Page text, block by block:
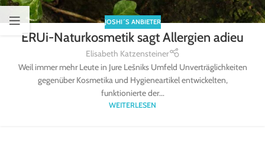
JOSHI´S ANBIETER
ERUi-Naturkosmetik sagt Allergien adieu
Elisabeth Katzensteiner
Weil immer mehr Leute in Jure Lešniks Umfeld Unverträglichkeiten
gegenüber Kosmetika und Hygieneartikel entwickelten,
funktionierte der...
WEITERLESEN